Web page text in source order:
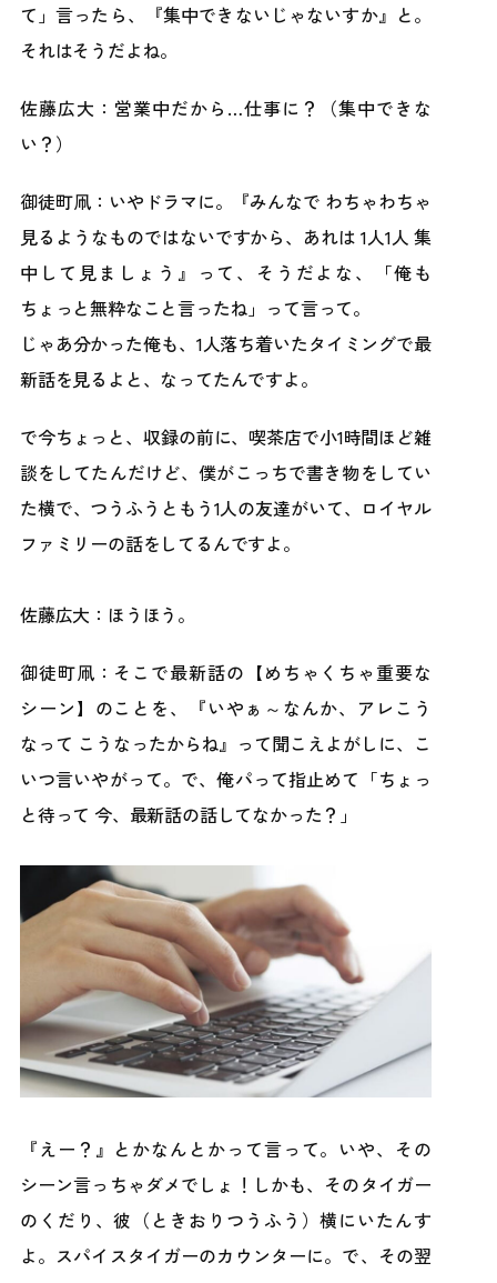
て」言ったら、『集中できないじゃないすか』と。
それはそうだよね。
佐藤広大：営業中だから…仕事に？（集中できな
い？）
御徒町凧：いやドラマに。『みんなで わちゃわちゃ
見るようなものではないですから、あれは 1人1人 集
中して見ましょう』って、そうだよな、「俺も
ちょっと無粋なこと言ったね」って言って。
じゃあ分かった俺も、1人落ち着いたタイミングで最
新話を見るよと、なってたんですよ。
で今ちょっと、収録の前に、喫茶店で小1時間ほど雑
談をしてたんだけど、僕がこっちで書き物をしてい
た横で、つうふうともう1人の友達がいて、ロイヤル
ファミリーの話をしてるんですよ。
佐藤広大：ほうほう。
御徒町凧：そこで最新話の【めちゃくちゃ重要な
シーン】のことを、『いやぁ～なんか、アレこう
なって こうなったからね』って聞こえよがしに、こ
いつ言いやがって。で、俺パって指止めて「ちょっ
と待って 今、最新話の話してなかった？」
『えー？』とかなんとかって言って。いや、その
シーン言っちゃダメでしょ！しかも、そのタイガー
のくだり、彼（ときおりつうふう）横にいたんす
よ。スパイスタイガーのカウンターに。で、その翌